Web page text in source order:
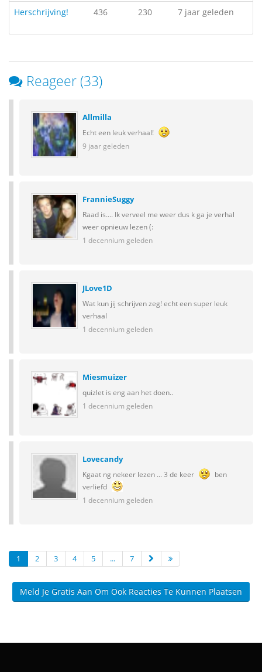
Herschrijving!
436 230 7 jaar geleden
Reageer (33)
Allmilla
Echt een leuk verhaal!
9 jaar geleden
FrannieSuggy
Raad is.... Ik verveel me weer dus k ga je verhal
weer opnieuw lezen (:
1 decennium geleden
JLove1D
Wat kun jij schrijven zeg! echt een super leuk
verhaal
1 decennium geleden
Miesmuizer
quizlet is eng aan het doen..
1 decennium geleden
Lovecandy
Kgaat ng nekeer lezen ... 3 de keer
ben
verliefd
1 decennium geleden
1 2 3 4 5 ... 7
Meld Je Gratis Aan Om Ook Reacties Te Kunnen Plaatsen